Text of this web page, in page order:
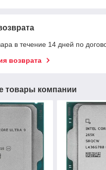
в течение 14 дней по
возврата
товары компании